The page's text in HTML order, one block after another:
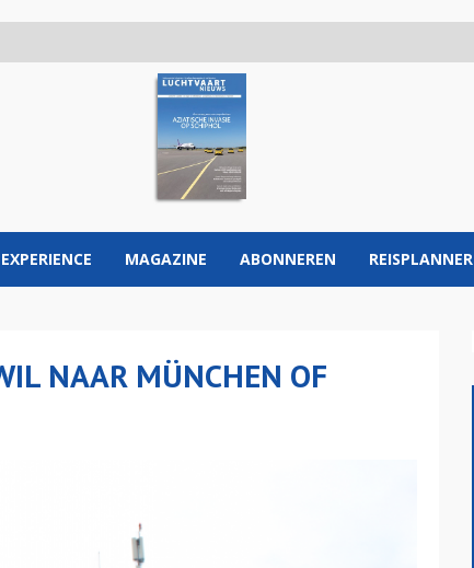
MAGAZINE ABONNEREN REISPLANNER
NAAR MÜNCHEN OF